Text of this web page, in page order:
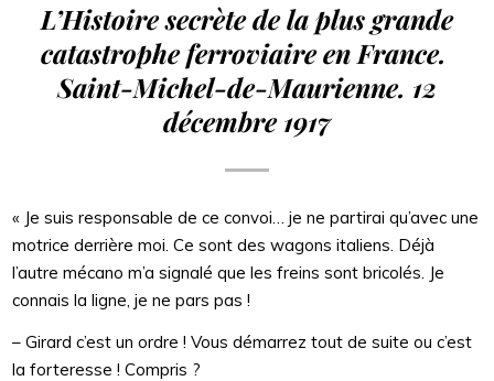
L’Histoire secrète de la plus grande
catastrophe ferroviaire en France.
Saint-Michel-de-Maurienne. 12
décembre 1917
« Je suis responsable de ce convoi… je ne partirai qu’avec une
motrice derrière moi. Ce sont des wagons italiens. Déjà
l’autre mécano m’a signalé que les freins sont bricolés. Je
connais la ligne, je ne pars pas !
– Girard c’est un ordre ! Vous démarrez tout de suite ou c’est
la forteresse ! Compris ?